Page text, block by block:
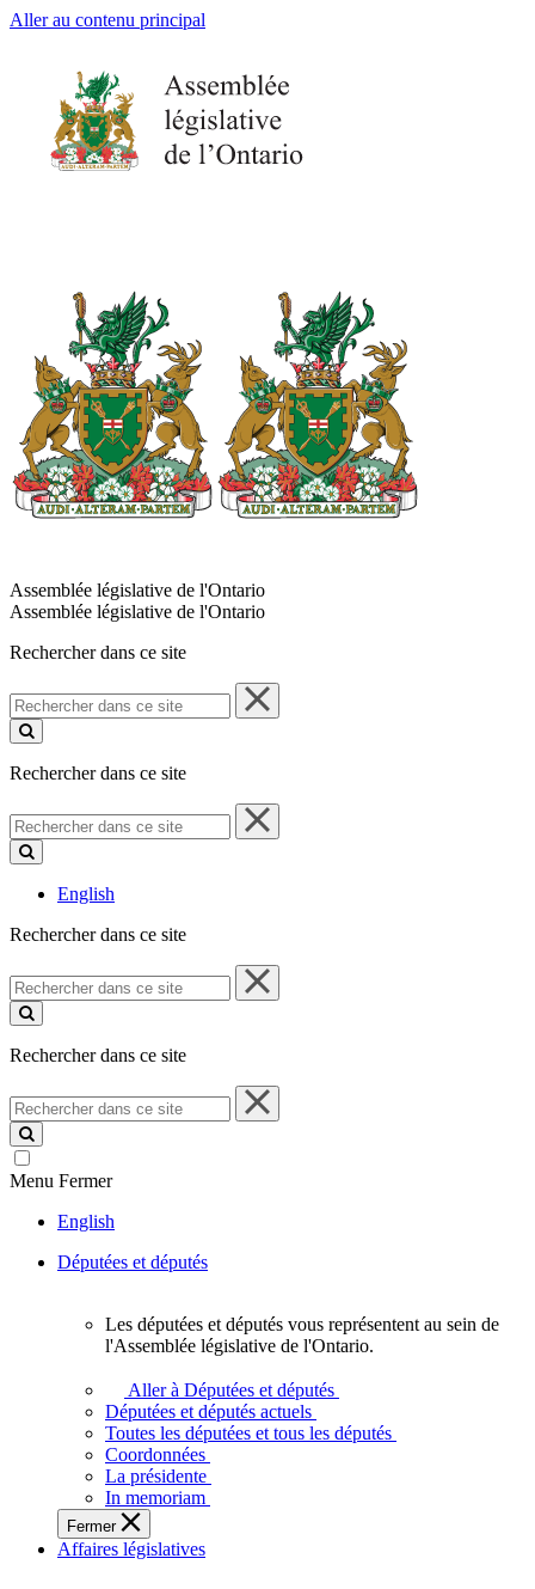
Aller au contenu principal
Assemblée législative de l'Ontario
Assemblée législative de l'Ontario
Rechercher dans ce site
Rechercher
dans
ce
Rechercher dans ce site
Rechercher
dans
ce
English
Rechercher dans ce site
Rechercher
dans
ce
Rechercher dans ce site
Rechercher
dans
ce
site
Menu Fermer
English
Députées et députés
députés
vous
représentent
sein
de
l'Assemblée
législative
Les députées et députés vous représentent au sein de
l'Assemblée législative de l'Ontario.
Aller à Députées et députés
Députées et députés actuels
Toutes les députées et tous les députés
Coordonnées
La présidente
In memoriam
Fermer
Affaires législatives